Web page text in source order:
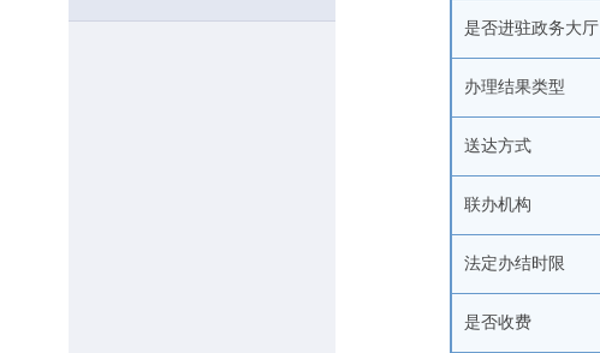
是否进驻政务大厅
办理结果类型
送达方式
联办机构
法定办结时限
是否收费